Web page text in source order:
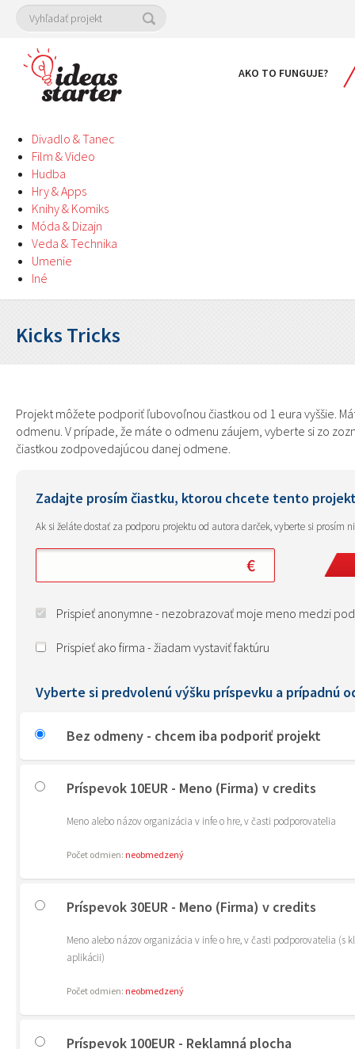
AKO TO FUNGUJE?
Divadlo & Tanec
Film & Video
Hudba
Hry & Apps
Knihy & Komiks
Móda & Dizajn
Veda & Technika
Umenie
Iné
Kicks Tricks
Projekt môžete podporiť ľubovoľnou čiastkou od 1 eura vyššie.
odmenu. V prípade, že máte o odmenu záujem, vyberte si zo
čiastkou zodpovedajúcou danej odmene.
Zadajte prosím čiastku, ktorou chcete tento
Ak si želáte dostať za podporu projektu od autora darček, vyberte si prosím
Prispieť anonymne - nezobrazovať moje meno medzi
Prispieť ako firma - žiadam vystaviť faktúru
Vyberte si predvolenú výšku príspevku a prípadnú
Bez odmeny - chcem iba podporiť projekt
Príspevok 10EUR - Meno (Firma) v credits
Meno alebo názov organizácia v infe o hre, v časti podporovatelia
Počet odmien: neobmedzený
Príspevok 30EUR - Meno (Firma) v credits
Meno alebo názov organizácia v infe o hre, v časti podporovatelia
aplikácii)
Počet odmien: neobmedzený
Príspevok 100EUR - Reklamná plocha